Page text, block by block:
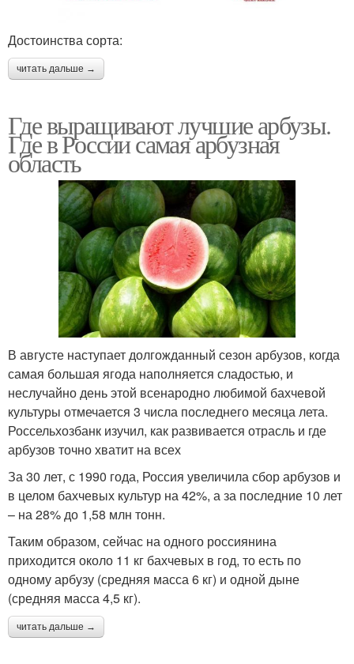
Достоинства сорта:
читать дальше →
Где выращивают лучшие арбузы.
Где в России самая арбузная
область
В августе наступает долгожданный сезон арбузов, когда
самая большая ягода наполняется сладостью, и
неслучайно день этой всенародно любимой бахчевой
культуры отмечается 3 числа последнего месяца лета.
Россельхозбанк изучил, как развивается отрасль и где
арбузов точно хватит на всех
За 30 лет, с 1990 года, Россия увеличила сбор арбузов и
в целом бахчевых культур на 42%, а за последние 10 лет
– на 28% до 1,58 млн тонн.
Таким образом, сейчас на одного россиянина
приходится около 11 кг бахчевых в год, то есть по
одному арбузу (средняя масса 6 кг) и одной дыне
(средняя масса 4,5 кг).
читать дальше →